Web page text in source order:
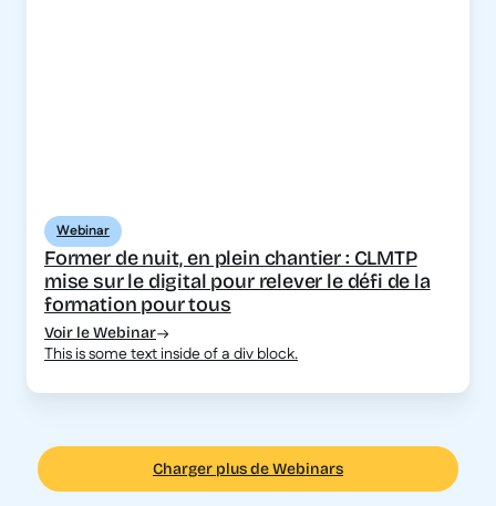
Webinar
Former de nuit, en plein chantier : CLMTP
mise sur le digital pour relever le défi de la
formation pour tous
Voir le Webinar
This is some text inside of a div block.
Charger plus de Webinars